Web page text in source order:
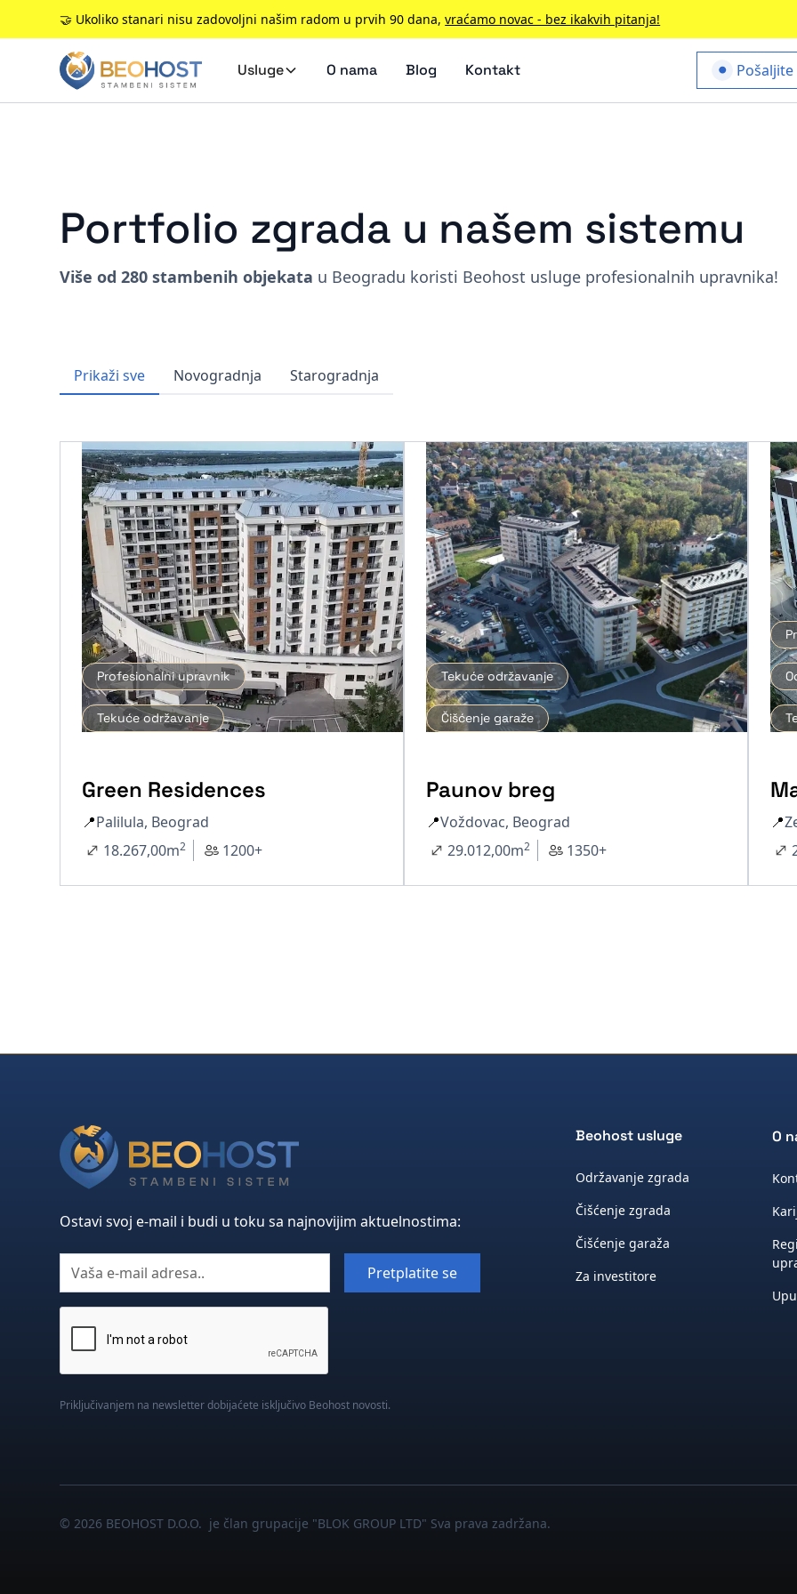
🤝 Ukoliko stanari nisu zadovoljni našim radom u prvih 90 dana,vraćamo novac - bez ikakvih pitanja!
Usluge O nama Blog Kontakt
Portfolio zgrada u našem sistemu
Više od 280 stambenih objekata u Beogradu koristi Beohost usluge profesionalnih upravnika!
Prikaži sve Novogradnja Starogradnja
Profesionalni upravnik
Tekuće održavanje
Green Residences
📍Palilula, Beograd
18.267,00m2 1200+
Tekuće održavanje
Čišćenje garaže
Paunov breg
📍Voždovac, Beograd
29.012,00m2 1350+
📍
Ostavi svoj e-mail i budi u toku sa najnovijim aktuelnostima:
Priključivanjem na newsletter dobijaćete isključivo Beohost novosti.
Beohost usluge
Održavanje zgrada
Čišćenje zgrada
Čišćenje garaža
Za investitore
O
© 2026 BEOHOST D.O.O. je član grupacije "BLOK GROUP LTD" Sva prava zadržana.